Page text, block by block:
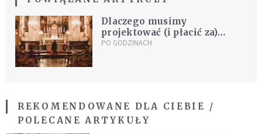
Dlaczego musimy
projektować (i płacić za)
piękne kościoły? [WYWIAD]
PO GODZINACH
REKOMENDOWANE DLA CIEBIE /
POLECANE ARTYKUŁY